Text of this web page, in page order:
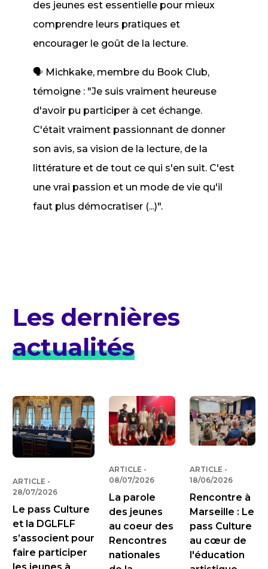
des jeunes est essentielle pour mieux
comprendre leurs pratiques et
encourager le goût de la lecture.
🗣️ Michkake, membre du Book Club,
témoigne : "Je suis vraiment heureuse
d'avoir pu participer à cet échange.
C'était vraiment passionnant de donner
son avis, sa vision de la lecture, de la
littérature et de tout ce qui s'en suit. C'est
une vrai passion et un mode de vie qu'il
faut plus démocratiser (...)".
Les dernières
actualités
ARTICLE -
28/07/2026
Le pass Culture
et la DGLFLF
s’associent pour
faire participer
ARTICLE-
08/07/2026
La parole
des jeunes
au coeur des
Rencontres
nationales
ARTICLE-
18/06/2026
Rencontre à
Marseille : Le
pass Culture
au cœur de
l'éducation